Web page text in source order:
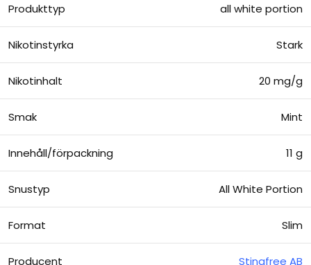
Produkttyp all white portion
Nikotinstyrka Stark
Nikotinhalt 20 mg/g
Smak Mint
Innehåll/förpackning 11 g
Snustyp All White Portion
Format Slim
Producent Stingfree AB